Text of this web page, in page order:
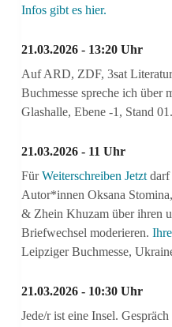
Infos gibt es hier.
21.03.2026 - 13:20 Uhr
Auf ARD, ZDF, 3sat
Buchmesse spreche ich über
Glashalle, Ebene -1, Stand
21.03.2026 - 11 Uhr
FürWeiterschreiben Jetzt darf
Autor*innen Oksana
& Zhein Khuzam über ihren
Briefwechsel moderieren.
Leipziger Buchmesse,
21.03.2026 - 10:30 Uhr
Jede/r ist eine Insel.